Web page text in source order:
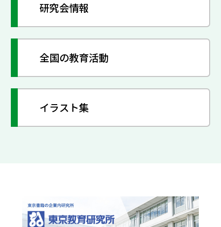
研究会情報
全国の教育活動
イラスト集